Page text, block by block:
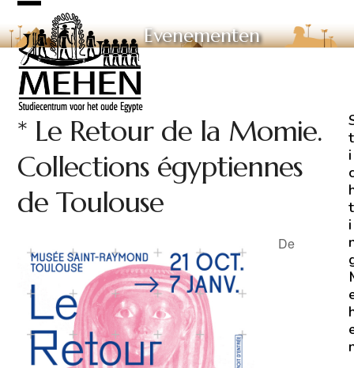
Skip
to
content
Open
mobile
menu
Close
mobile
menu
Evenementen
* Le Retour de la Momie.
Collections égyptiennes
de Toulouse
De
t
i
t
i